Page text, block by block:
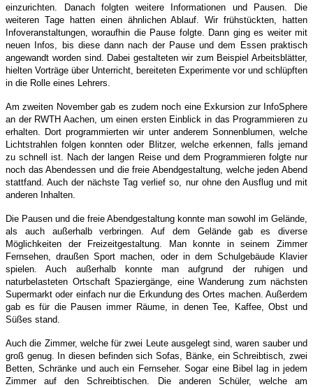
einzurichten. Danach folgten weitere Informationen und Pausen. Die
weiteren Tage hatten einen ähnlichen Ablauf. Wir frühstückten, hatten
Infoveranstaltungen, woraufhin die Pause folgte. Dann ging es weiter mit
neuen Infos, bis diese dann nach der Pause und dem Essen praktisch
angewandt worden sind. Dabei gestalteten wir zum Beispiel Arbeitsblätter,
hielten Vorträge über Unterricht, bereiteten Experimente vor und schlüpften
in die Rolle eines Lehrers.
Am zweiten November gab es zudem noch eine Exkursion zur InfoSphere
an der RWTH Aachen, um einen ersten Einblick in das Programmieren zu
erhalten. Dort programmierten wir unter anderem Sonnenblumen, welche
Lichtstrahlen folgen konnten oder Blitzer, welche erkennen, falls jemand
zu schnell ist. Nach der langen Reise und dem Programmieren folgte nur
noch das Abendessen und die freie Abendgestaltung, welche jeden Abend
stattfand. Auch der nächste Tag verlief so, nur ohne den Ausflug und mit
anderen Inhalten.
Die Pausen und die freie Abendgestaltung konnte man sowohl im Gelände,
als auch außerhalb verbringen. Auf dem Gelände gab es diverse
Möglichkeiten der Freizeitgestaltung. Man konnte in seinem Zimmer
Fernsehen, draußen Sport machen, oder in dem Schulgebäude Klavier
spielen. Auch außerhalb konnte man aufgrund der ruhigen und
naturbelasteten Ortschaft Spaziergänge, eine Wanderung zum nächsten
Supermarkt oder einfach nur die Erkundung des Ortes machen. Außerdem
gab es für die Pausen immer Räume, in denen Tee, Kaffee, Obst und
Süßes stand.
Auch die Zimmer, welche für zwei Leute ausgelegt sind, waren sauber und
groß genug. In diesen befinden sich Sofas, Bänke, ein Schreibtisch, zwei
Betten, Schränke und auch ein Fernseher. Sogar eine Bibel lag in jedem
Zimmer auf den Schreibtischen. Die anderen Schüler, welche am